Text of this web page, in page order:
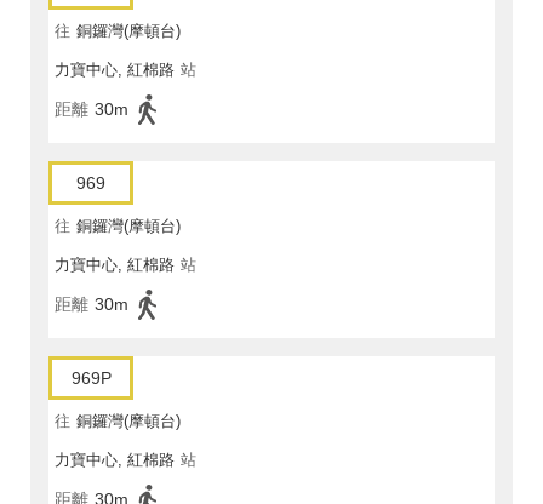
往 銅鑼灣(摩頓台)
力寶中心, 紅棉路 站
距離 30m
969
往 銅鑼灣(摩頓台)
力寶中心, 紅棉路 站
距離 30m
969P
往 銅鑼灣(摩頓台)
力寶中心, 紅棉路 站
距離 30m